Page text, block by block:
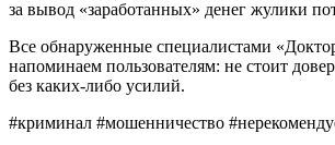
за вывод «заработанных» денег жулики
Все обнаруженные специалистами
напоминаем пользователям: не стоит
без каких-либо усилий.
#криминал #мошенничество